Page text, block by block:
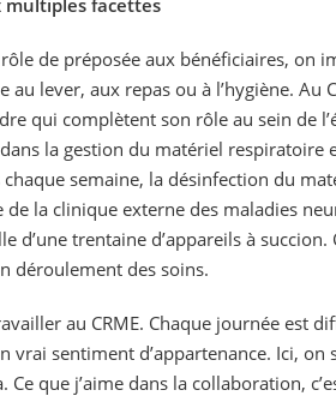
de préposée aux bénéficiaires, on
au lever, aux repas ou à l’hygiène. Au
qui complètent son rôle au sein de
la gestion du matériel respiratoire
semaine, la désinfection du
la clinique externe des maladies
d’une trentaine d’appareils à succion.
déroulement des soins.
au CRME. Chaque journée est
vrai sentiment d’appartenance. Ici, on
que j’aime dans la collaboration,